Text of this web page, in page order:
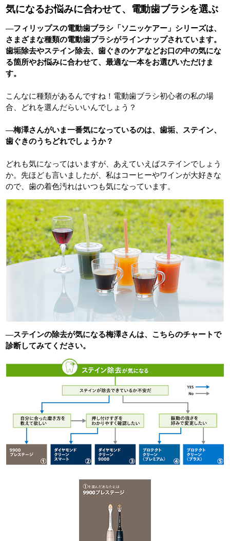
気になるお悩みに合わせて、電動歯ブラシを選ぶ
―フィリップスの電動歯ブラシ「ソニッケアー」シリーズは、
さまざまな種類の電動歯ブラシがラインナップされています。
歯垢除去やステイン除去、歯ぐきのケアなどお口の中の気にな
る箇所やお悩みに合わせて、最適な一本をお選びいただけま
す。
こんなに種類があるんですね！電動歯ブラシ初心者の私の場
合、どれを選んだらいいんでしょう？
―梅澤さんがいま一番気になっているのは、歯垢、ステイン、
歯ぐきのうちどれでしょうか？
どれも気になってはいますが、あえていえばステインでしょう
か。先ほども言いましたが、私はコーヒーやワインが大好きな
ので、歯の着色汚れはいつも気になっています。
―ステインの除去が気になる梅澤さんは、こちらのチャートで
診断してみてください。